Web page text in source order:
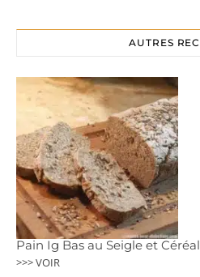
AUTRES
Pain Ig Bas au Seigle et
>>> VOIR